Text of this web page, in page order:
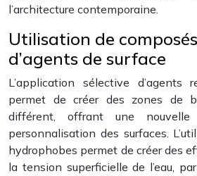
l’architecture contemporaine.
Utilisation de
d’agents de surface
L’application sélective d’agents
permet de créer des zones de
différent, offrant une
personnalisation des surfaces.
hydrophobes permet de créer des
la tension superficielle de l’eau,